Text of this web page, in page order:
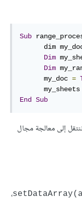
Sub
dim
Dim
Dim
      my_doc
=
      my_sheets
End Sub
إلى معالجة مجال
،